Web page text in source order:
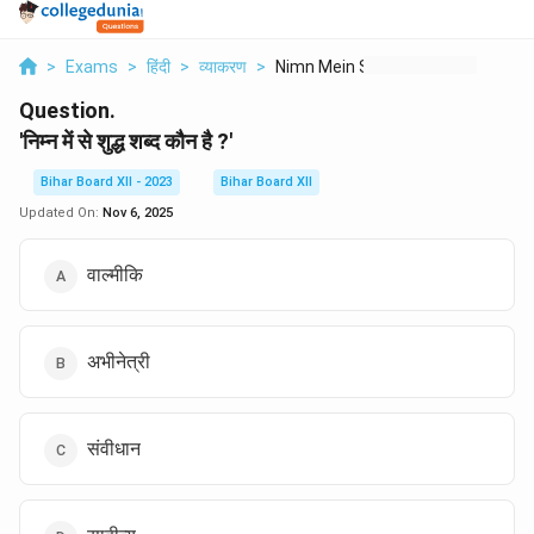
> Exams > हिंदी > व्याकरण > Nimn Mein Se Shuddh ...
Question.
'निम्न में से शुद्ध शब्द कौन है ?'
Bihar Board XII - 2023
Bihar Board XII
Updated On: Nov 6, 2025
वाल्मीकि
अभीनेत्री
संवीधान